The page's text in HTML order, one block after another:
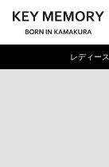
レディース